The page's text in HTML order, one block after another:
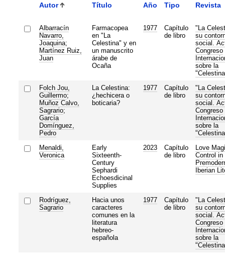
Autor Título Año Tipo Revista
Albarracín
Navarro,
Joaquina;
Martínez Ruiz,
Juan
Farmacopea
en "La
Celestina" y en
un manuscrito
árabe de
Ocaña
1977
Capítulo
de libro
"La
su
social.
Congreso
sobre la
Folch Jou,
Guillermo;
Muñoz Calvo,
Sagrario;
García
Domínguez,
Pedro
La Celestina:
¿hechicera o
boticaria?
1977
Capítulo
de libro
"La
su
social.
Congreso
sobre la
Menaldi,
Veronica
Early
Sixteenth-
Century
Sephardi
Echoesdicinal
Supplies
2023
Capítulo
de libro
Love
Control in
Iberian
Rodríguez,
Sagrario
Hacia unos
caracteres
comunes en la
literatura
hebreo-
española
1977
Capítulo
de libro
"La
su
social.
Congreso
sobre la